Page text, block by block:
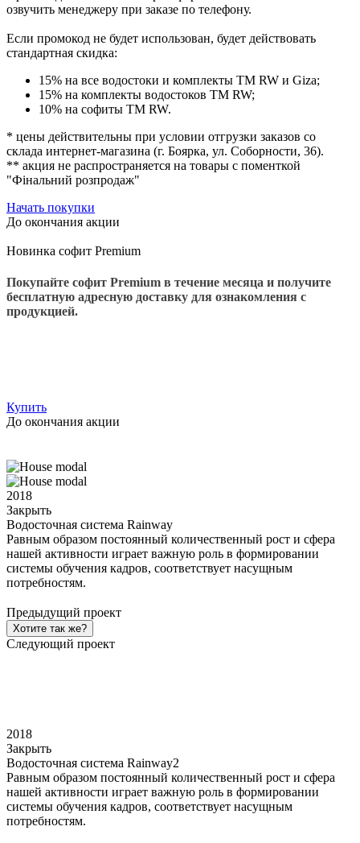
озвучить менеджеру при заказе по телефону.
Если промокод не будет использован, будет действовать
стандартная скидка:
15% на все водостоки и комплекты ТМ RW и Giza;
15% на комплекты водостоков ТМ RW;
10% на софиты ТМ RW.
* цены действительны при условии отгрузки заказов со
склада интернет-магазина (г. Боярка, ул. Соборности, 36).
** акция не распространяется на товары с поменткой
"Фінальний розпродаж"
Начать покупки
До окончания акции
Новинка софит Premium
Покупайте софит Premium в течение месяца и получите
бесплатную адресную доставку для ознакомления с
продукцией.
Купить
До окончания акции
2018
Закрыть
Водосточная система Rainway
Равным образом постоянный количественный рост и сфера
нашей активности играет важную роль в формировании
системы обучения кадров, соответствует насущным
потребностям.
Предыдущий проект
Хотите так же?
Следующий проект
2018
Закрыть
Водосточная система Rainway2
Равным образом постоянный количественный рост и сфера
нашей активности играет важную роль в формировании
системы обучения кадров, соответствует насущным
потребностям.